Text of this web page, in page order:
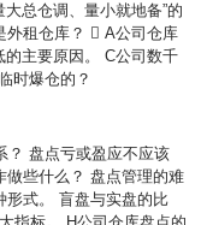
总仓调、量小就地备”的
外租仓库？  A公司仓库
主要原因。 C公司数千
时爆仓的？
？ 盘点亏或盈应不应该
做些什么？ 盘点管理的难
形式。 盲盘与实盘的比